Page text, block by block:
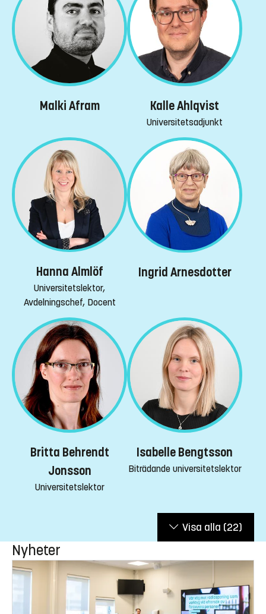
Malki Afram Kalle Ahlqvist
Universitetsadjunkt
Hanna Almlöf
Universitetslektor,
Avdelningschef, Docent
Ingrid Arnesdotter
Britta Behrendt
Jonsson
Universitetslektor
Isabelle Bengtsson
Biträdande universitetslektor
Visa alla (22)
Nyheter